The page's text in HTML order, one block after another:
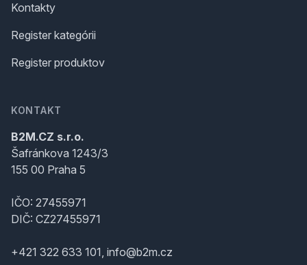
Kontakty
Register kategórii
Register produktov
KONTAKT
B2M.CZ s.r.o.
Šafránkova 1243/3
155 00 Praha 5
IČO: 27455971
DIČ: CZ27455971
+421 322 633 101, info@b2m.cz